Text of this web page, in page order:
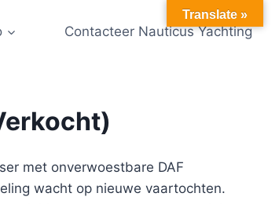
Contacteer Nauticus Yachting
met onverwoestbare DAF
wacht op nieuwe vaartochten.
Translate »